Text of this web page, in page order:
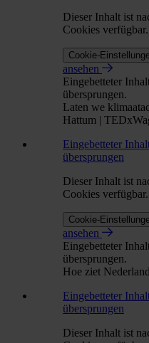
Dieser Inhalt ist
Cookies verfügbar.
Cookie-
ansehen
Eingebetteter
übersprungen.
Laten we
Hattum |
Eingebetteter
übersprungen
Dieser Inhalt ist
Cookies verfügbar.
Cookie-
ansehen
Eingebetteter
übersprungen.
Hoe ziet
Eingebetteter
übersprungen
Dieser Inhalt ist